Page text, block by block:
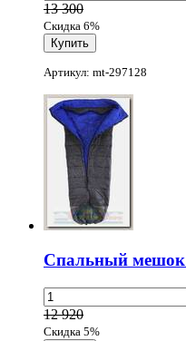
13 300
Скидка 6%
Артикул: mt-297128
Спальный мешок
12 920
Скидка 5%